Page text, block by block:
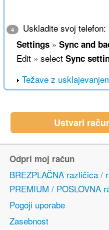
4 Uskladite svoj telefon:
Settings» Sync and
Edit » select Sync
Težave z
Ustvari
Odpri moj račun
BREZPLAČNA različica /
PREMIUM / POSLOVNA
Pogoji uporabe
Zasebnost